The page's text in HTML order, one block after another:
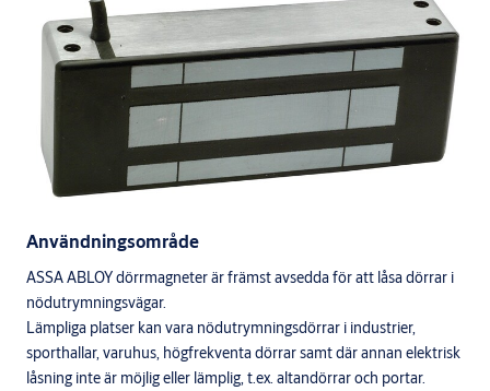
Användningsområde
ASSA ABLOY dörrmagneter är främst avsedda för att låsa dörrar i
nödutrymningsvägar.
Lämpliga platser kan vara nödutrymningsdörrar i industrier,
sporthallar, varuhus, högfrekventa dörrar samt där annan elektrisk
låsning inte är möjlig eller lämplig, t.ex. altandörrar och portar.